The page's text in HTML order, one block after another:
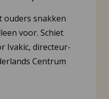
ouders snakken
voor. Schiet
Ivakic, directeur-
Centrum